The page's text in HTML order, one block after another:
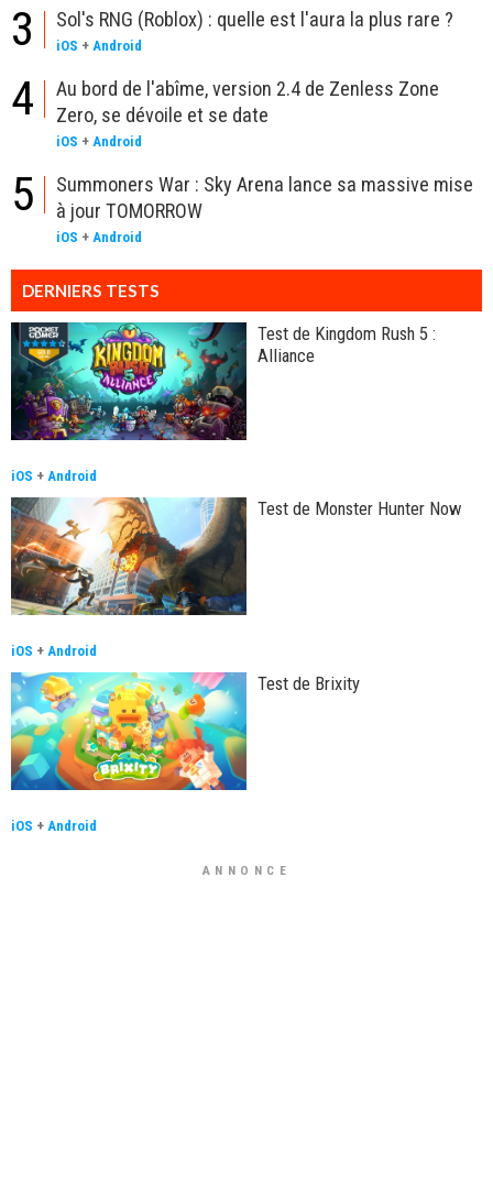
3 Sol's RNG (Roblox) : quelle est l'aura la plus rare ?
iOS + Android
4
Au bord de l'abîme, version 2.4 de Zenless Zone
Zero, se dévoile et se date
iOS + Android
5
Summoners War : Sky Arena lance sa massive mise
à jour TOMORROW
iOS + Android
DERNIERS TESTS
Test de Kingdom Rush 5 :
Alliance
iOS + Android
Test de Monster Hunter Now
iOS + Android
Test de Brixity
iOS + Android
ANNONCE